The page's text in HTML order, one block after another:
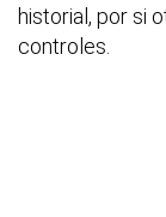
historial, por si
controles.